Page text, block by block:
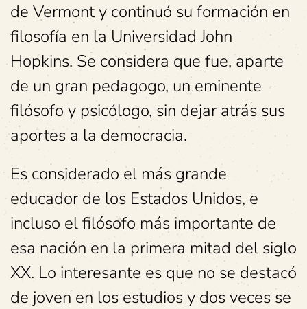
de Vermont y continuó su formación en
filosofía en la Universidad John
Hopkins. Se considera que fue, aparte
de un gran pedagogo, un eminente
filósofo y psicólogo, sin dejar atrás sus
aportes a la democracia.
Es considerado el más grande
educador de los Estados Unidos, e
incluso el filósofo más importante de
esa nación en la primera mitad del siglo
XX. Lo interesante es que no se destacó
de joven en los estudios y dos veces se